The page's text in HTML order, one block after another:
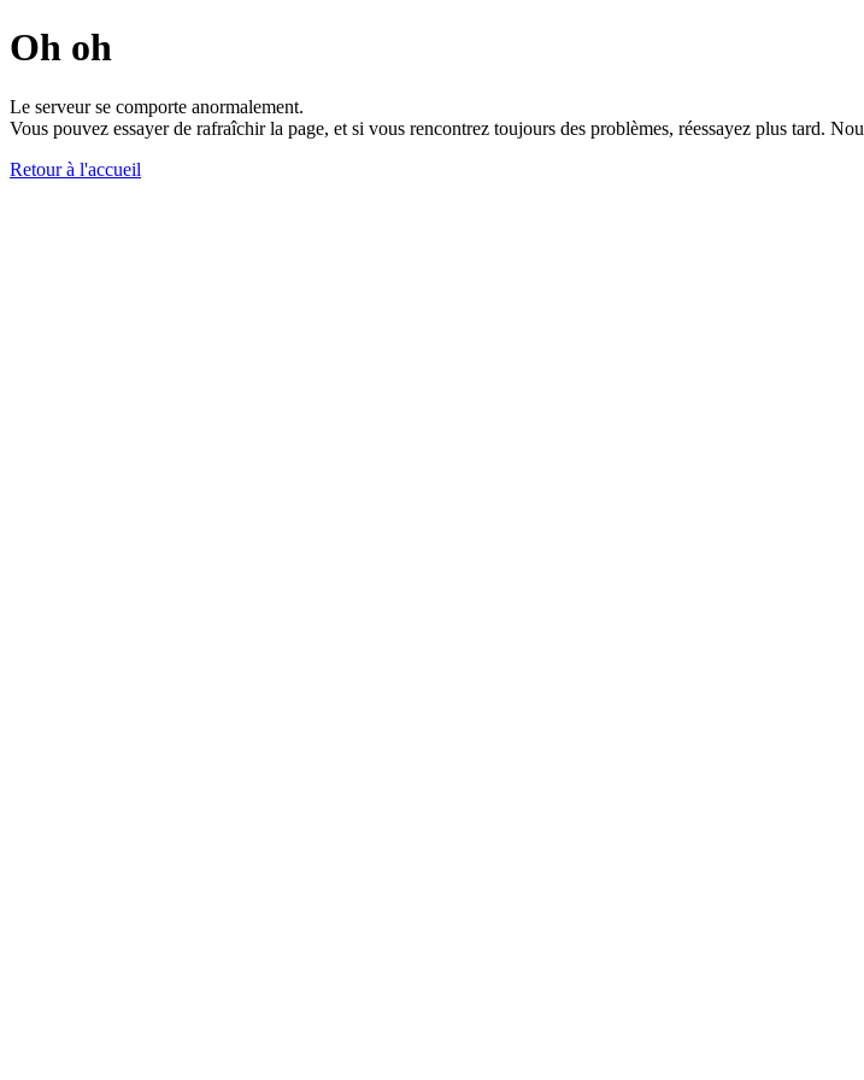
Oh oh
Le serveur se comporte anormalement.
Vous pouvez essayer de rafraîchir la page, et si vous rencontrez toujours des problèmes, réessayez plus tard.
Retour à l'accueil